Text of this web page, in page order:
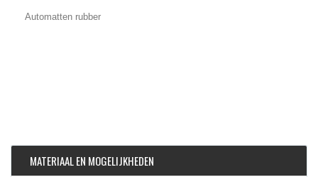
Automatten rubber
MATERIAAL EN MOGELIJKHEDEN